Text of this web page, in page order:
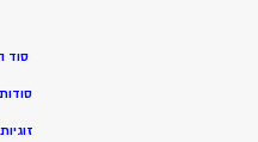
סוד